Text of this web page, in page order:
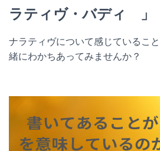
ラティヴ・バディ 」
ナラティヴについて感じているこ
緒にわかちあってみませんか？